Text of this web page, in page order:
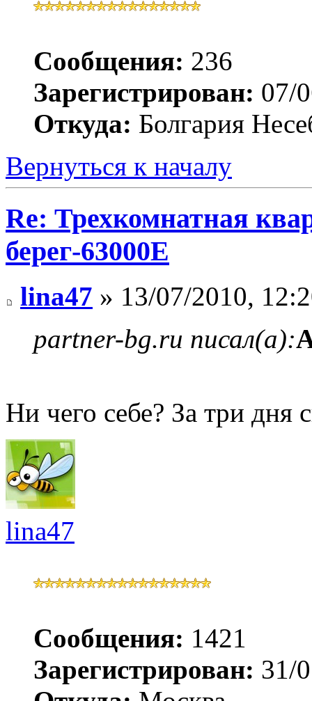
Сообщения: 236
Зарегистрирован: 07/
Откуда: Болгария
Вернуться к началу
Re: Трехкомнатная
берег-63000E
lina47 » 13/07/2010,
partner-bg.ru писал(а):
Ни чего себе? За три дня
lina47
Сообщения: 1421
Зарегистрирован: 31/